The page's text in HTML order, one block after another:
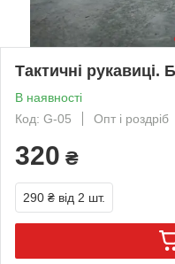
Тактичні рукавиці.
В наявності
Код: G-05
Опт і роздріб
320 ₴
290 ₴ від 2 шт.